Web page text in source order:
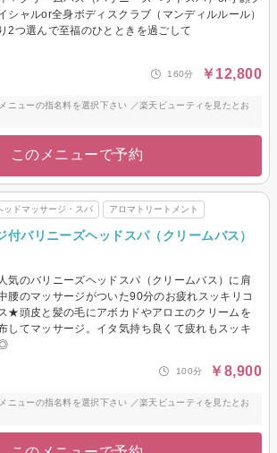
シャルor全身ボディスクラブ（マンディルルール）
2つ選んで至福のひとときを過ごして
160分 ￥12,800
ニューの指名料を選択下さい ／楽天ビューティを見たとお
このメニューで予約
ッドマッサージ・スパ アロマトリートメント
付バリニーズヘッドスパ（クリームバス）
気のバリニーズヘッドスパ（クリームバス）に肩
腰のマッサージがついた90分のお疲れスッキリコ
★頭皮と髪の毛にアボカドやアロエのクリームを
してマッサージ。イタ気持ち良くて疲れもスッキ
100分 ￥8,900
ニューの指名料を選択下さい ／楽天ビューティを見たとお